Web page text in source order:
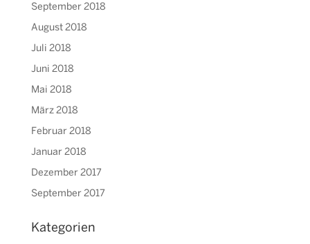
September 2018
August 2018
Juli 2018
Juni 2018
Mai 2018
März 2018
Februar 2018
Januar 2018
Dezember 2017
September 2017
Kategorien